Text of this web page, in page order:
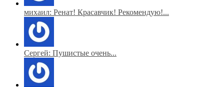
михаил: Ренат! Красавчик! Рекомендую!...
Сергей: Пушистые очень...